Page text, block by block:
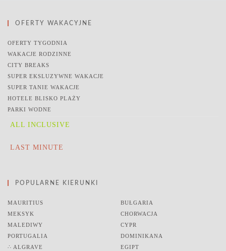
OFERTY WAKACYJNE
OFERTY TYGODNIA
WAKACJE RODZINNE
CITY BREAKS
SUPER EKSLUZYWNE WAKACJE
SUPER TANIE WAKACJE
HOTELE BLISKO PLAŻY
PARKI WODNE
ALL INCLUSIVE
LAST MINUTE
POPULARNE KIERUNKI
MAURITIUS
MEKSYK
MALEDIWY
PORTUGALIA
∴ ALGRAVE
BUŁGARIA
CHORWACJA
CYPR
DOMINIKANA
EGIPT